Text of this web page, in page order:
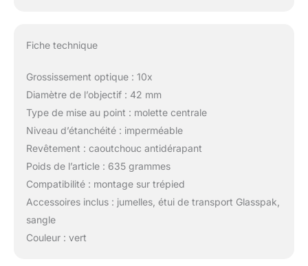
Fiche technique
Grossissement optique : 10x
Diamètre de l’objectif : 42 mm
Type de mise au point : molette centrale
Niveau d’étanchéité : imperméable
Revêtement : caoutchouc antidérapant
Poids de l’article : 635 grammes
Compatibilité : montage sur trépied
Accessoires inclus : jumelles, étui de transport Glasspak,
sangle
Couleur : vert